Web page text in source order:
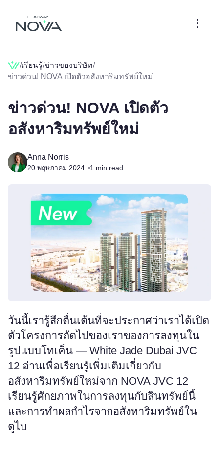
/เรียนรู้/ข่าวของบริษัท/
ข่าวด่วน! NOVA เปิดตัวอสังหาริมทรัพย์ใหม่
ข่าวด่วน! NOVA เปิดตัว
อสังหาริมทรัพย์ใหม่
Anna Norris
20 พฤษภาคม 2024 1 min read
วันนี้เรารู้สึกตื่นเต้นที่จะประกาศว่าเราได้เปิด
ตัวโครงการถัดไปของเราของการลงทุนใน
รูปแบบโทเค็น — White Jade Dubai JVC
12 อ่านเพื่อเรียนรู้เพิ่มเติมเกี่ยวกับ
อสังหาริมทรัพย์ใหม่จาก NOVA JVC 12
เรียนรู้ศักยภาพในการลงทุนกับสินทรัพย์นี้
และการทำผลกำไรจากอสังหาริมทรัพย์ใน
ดูไบ